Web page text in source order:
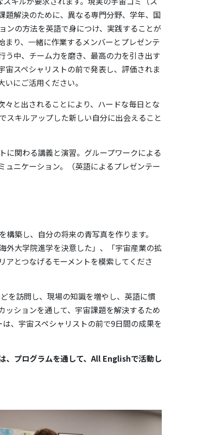
題解決のために、異なる専門分野、学年、国
ンの方法を英語で身につけ、実践することが
り、一緒に作業するメンバーとプレゼンテ
中、チーム力を磨き、最高の力を引き出す
スペシャリストの前で発表し、評価されま
にご活用ください。
と出されることにより、ハードな毎日とな
スキルアップした新しい自分に出会えること
に関わる講義と演習。グループワークによる
ニケーション。（英語によるプレゼンテー
築し、自分の将来の青写真を作ります。
外大学院進学を決意した」、「宇宙産業の拡
とつなげるモーメントを模索してくださ
を訪問し、現場の知識を増やし、英語に慣
ションを通して、宇宙課題を解決するため
、宇宙スペシャリストの前で9日間の成果を
プログラムを通して、All Englishで活動し